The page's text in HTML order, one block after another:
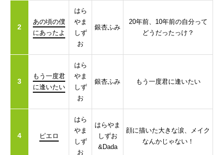
2
あの頃の僕
にあったよ
はら
やま
しず
お
銀杏ふみ
20年前、10年前の自分って
どうだったっけ？
3
もう一度君
に逢いたい
はら
やま
しず
お
銀杏ふみ もう一度君に逢いたい
4 ピエロ
はら
やま
しず
お
はらやま
しずお
&Dada
顔に描いた大きな涙、メイク
なんかじゃない！